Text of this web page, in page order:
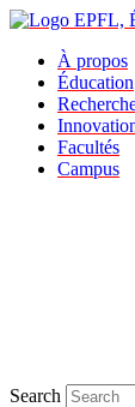
À propos
Éducation
Facultés
Campus
Search